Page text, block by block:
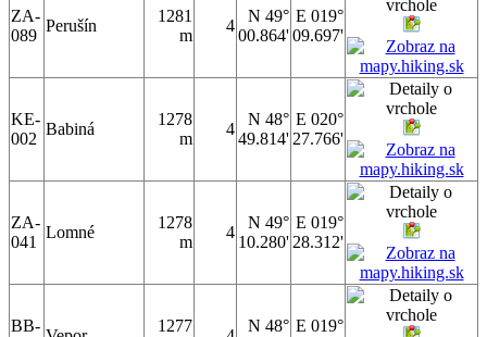
ZA-
089
Perušín
1281
m
4
N 49°
00.864'
E 019°
09.697'
KE-
002
Babiná
1278
m
4
N 48°
49.814'
E 020°
27.766'
ZA-
041
Lomné
1278
m
4
N 49°
10.280'
E 019°
28.312'
BB-
1277
N 48° E 019°